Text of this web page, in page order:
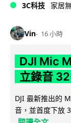
3C科技 家居
Vin 16 小時
DJI Mic
立錄音
DJI 最新推出的
音，並首度下放